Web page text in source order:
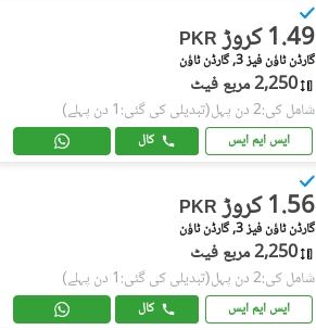
PKR 1.49 کروڑ
گارڈن ٹاؤن فیز 3, گارڈن ٹاؤن
2,250 مربع فیٹ
شامل کی:2 دن پہل (تبدیلی کی گئی:1 دن پہلے)
ایس ایم ایس کال
PKR 1.56 کروڑ
گارڈن ٹاؤن فیز 3, گارڈن ٹاؤن
2,250 مربع فیٹ
شامل کی:2 دن پہل (تبدیلی کی گئی:1 دن پہلے)
ایس ایم ایس کال